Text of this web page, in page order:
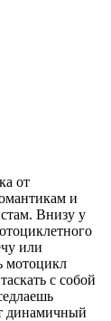
от
и
Внизу у
или
мотоцикл
с собой
динамичный